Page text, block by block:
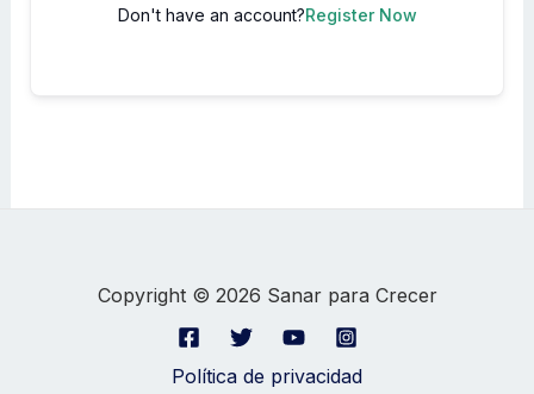
Don't have an account?Register Now
Copyright © 2026 Sanar para Crecer
Política de privacidad